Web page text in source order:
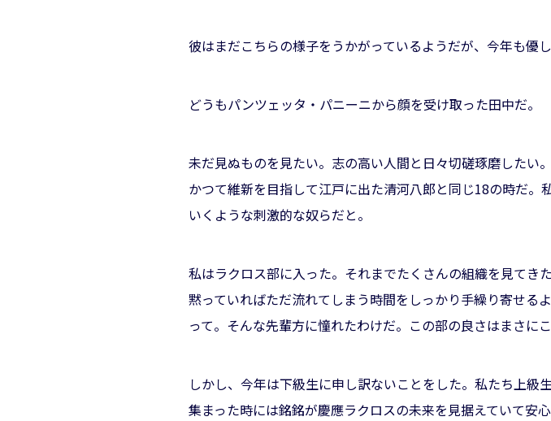
彼はまだこちらの様子をうかがっているようだが、今年も優
どうもパンツェッタ・パニーニから顔を受け取った田中だ。
未だ見ぬものを見たい。志の高い人間と日々切磋琢磨したい
かつて維新を目指して江戸に出た清河八郎と同じ18の時だ
いくような刺激的な奴らだと。
私はラクロス部に入った。それまでたくさんの組織を見てき
黙っていればただ流れてしまう時間をしっかり手繰り寄せる
って。そんな先輩方に憧れたわけだ。この部の良さはまさに
しかし、今年は下級生に申し訳ないことをした。私たち上
集まった時には銘銘が慶應ラクロスの未来を見据えていて安